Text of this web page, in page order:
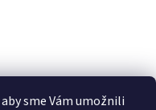
sme Vám umožnili